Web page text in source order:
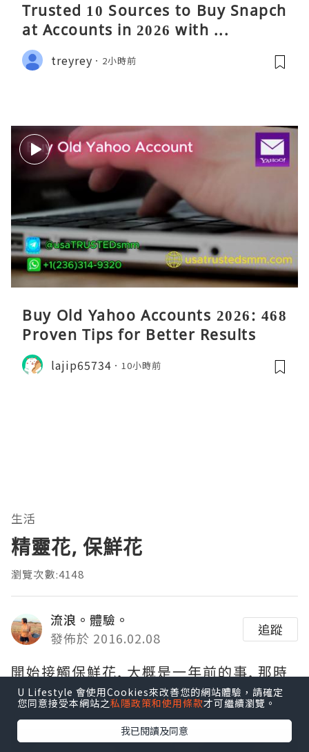
U Lifestyle 會使用Cookies來改善您的網站體驗，請確定
您同意接受本網站之私隱政策和使用條款才可繼續瀏覽。
我已閱讀及同意
Trusted 10 Sources to Buy Snapch
at Accounts in 2026 with ...
treyrey 2小時前
Buy Old Yahoo Accounts 2026: 468
Proven Tips for Better Results
lajip65734 10小時前
生活
精靈花, 保鮮花
瀏覽次數:4148
流浪。體驗。
發佈於 2016.02.08
追蹤
開始接觸保鮮花, 大概是一年前的事, 那時
候在網絡上看到一朵自稱能放2年以上的鮮
花,